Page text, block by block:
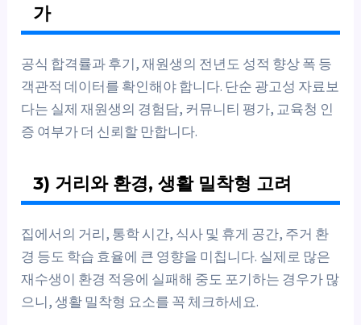
가
공식 합격률과 후기, 재원생의 전년도 성적 향상 폭 등
객관적 데이터를 확인해야 합니다. 단순 광고성 자료보
다는 실제 재원생의 경험담, 커뮤니티 평가, 교육청 인
증 여부가 더 신뢰할 만합니다.
3) 거리와 환경, 생활 밀착형 고려
집에서의 거리, 통학 시간, 식사 및 휴게 공간, 주거 환
경 등도 학습 효율에 큰 영향을 미칩니다. 실제로 많은
재수생이 환경 적응에 실패해 중도 포기하는 경우가 많
으니, 생활 밀착형 요소를 꼭 체크하세요.